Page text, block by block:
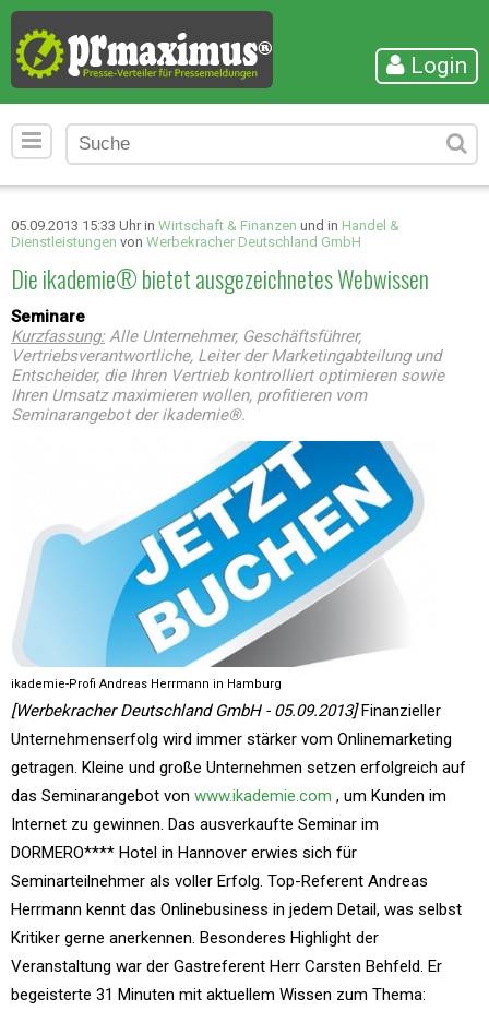
Login
05.09.2013 15:33 Uhr in Wirtschaft & Finanzen und in Handel &
Dienstleistungen von Werbekracher Deutschland GmbH
Die ikademie® bietet ausgezeichnetes Webwissen
Seminare
Kurzfassung:Alle Unternehmer, Geschäftsführer,
Vertriebsverantwortliche, Leiter der Marketingabteilung und
Entscheider, die Ihren Vertrieb kontrolliert optimieren sowie
Ihren Umsatz maximieren wollen, profitieren vom
Seminarangebot der ikademie®.
ikademie-Profi Andreas Herrmann in Hamburg
[Werbekracher Deutschland GmbH - 05.09.2013]Finanzieller
Unternehmenserfolg wird immer stärker vom Onlinemarketing
getragen. Kleine und große Unternehmen setzen erfolgreich auf
das Seminarangebot von www.ikademie.com , um Kunden im
Internet zu gewinnen. Das ausverkaufte Seminar im
DORMERO**** Hotel in Hannover erwies sich für
Seminarteilnehmer als voller Erfolg. Top-Referent Andreas
Herrmann kennt das Onlinebusiness in jedem Detail, was selbst
Kritiker gerne anerkennen. Besonderes Highlight der
Veranstaltung war der Gastreferent Herr Carsten Behfeld. Er
begeisterte 31 Minuten mit aktuellem Wissen zum Thema: